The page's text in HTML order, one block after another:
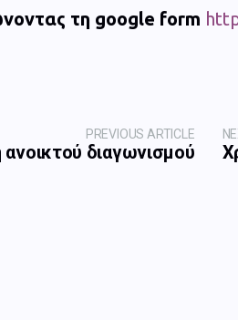
τη google form
PREVIOUS ARTICLE
διαγωνισμού